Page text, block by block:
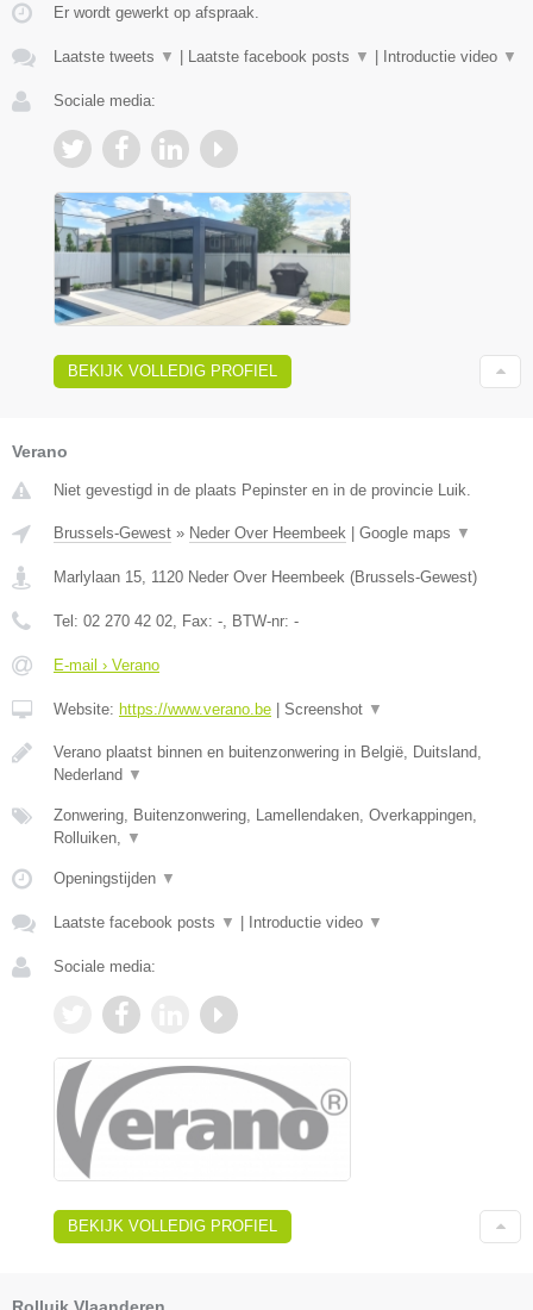
Er wordt gewerkt op afspraak.
Laatste tweets ▼ Laatste facebook posts ▼ Introductie video ▼
Sociale media:
BEKIJK VOLLEDIG PROFIEL
Verano
Niet gevestigd in de plaats Pepinster en in de provincie Luik.
Brussels-Gewest » Neder Over Heembeek Google maps ▼
Marlylaan 15, 1120 Neder Over Heembeek (Brussels-Gewest)
Tel: 02 270 42 02, Fax: -, BTW-nr: -
E-mail › Verano
Website: https://www.verano.be Screenshot ▼
Verano plaatst binnen en buitenzonwering in België, Duitsland,
Nederland ▼
Zonwering, Buitenzonwering, Lamellendaken, Overkappingen,
Rolluiken, ▼
Openingstijden ▼
Laatste facebook posts ▼ Introductie video ▼
Sociale media:
BEKIJK VOLLEDIG PROFIEL